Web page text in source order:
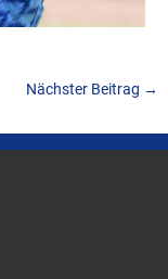
Nächster Beitrag →